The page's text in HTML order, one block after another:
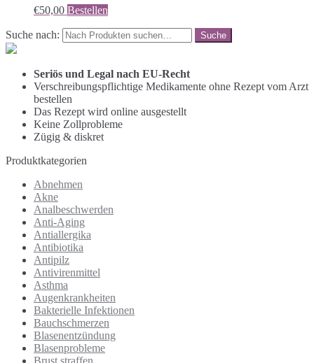
€50,00 Bestellen
Suche nach:
Seriös und Legal nach EU-Recht
Verschreibungspflichtige Medikamente ohne Rezept vom Arzt
bestellen
Das Rezept wird online ausgestellt
Keine Zollprobleme
Zügig & diskret
Produktkategorien
Abnehmen
Akne
Analbeschwerden
Anti-Aging
Antiallergika
Antibiotika
Antipilz
Antivirenmittel
Asthma
Augenkrankheiten
Bakterielle Infektionen
Bauchschmerzen
Blasenentzündung
Blasenprobleme
Brust straffen